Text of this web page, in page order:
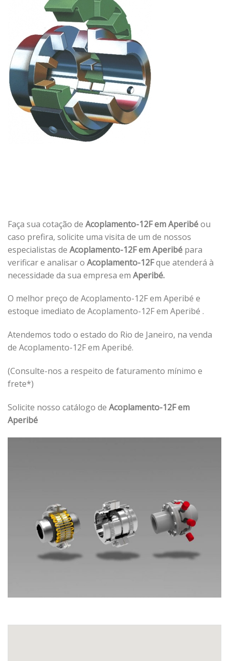
Faça sua cotação de Acoplamento-12F em Aperibéou
caso prefira, solicite uma visita de um de nossos
especialistas de Acoplamento-12F em Aperibé para
verificar e analisar o Acoplamento-12Fque atenderá à
necessidade da sua empresa em Aperibé.
O melhor preço de Acoplamento-12F em Aperibé e
estoque imediato de Acoplamento-12F em Aperibé .
Atendemos todo o estado do Rio de Janeiro, na venda
de Acoplamento-12F em Aperibé.
(Consulte-nos a respeito de faturamento mínimo e
frete*)
Solicite nosso catálogo de Acoplamento-12F em
Aperibé